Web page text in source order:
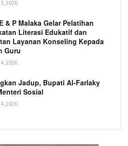
5, 2026
& P Malaka Gelar Pelatihan
Literasi Edukatif dan
Layanan Konseling Kepada
Guru
4, 2026
Jadup, Bupati Al-Farlaky
Sosial
4, 2026